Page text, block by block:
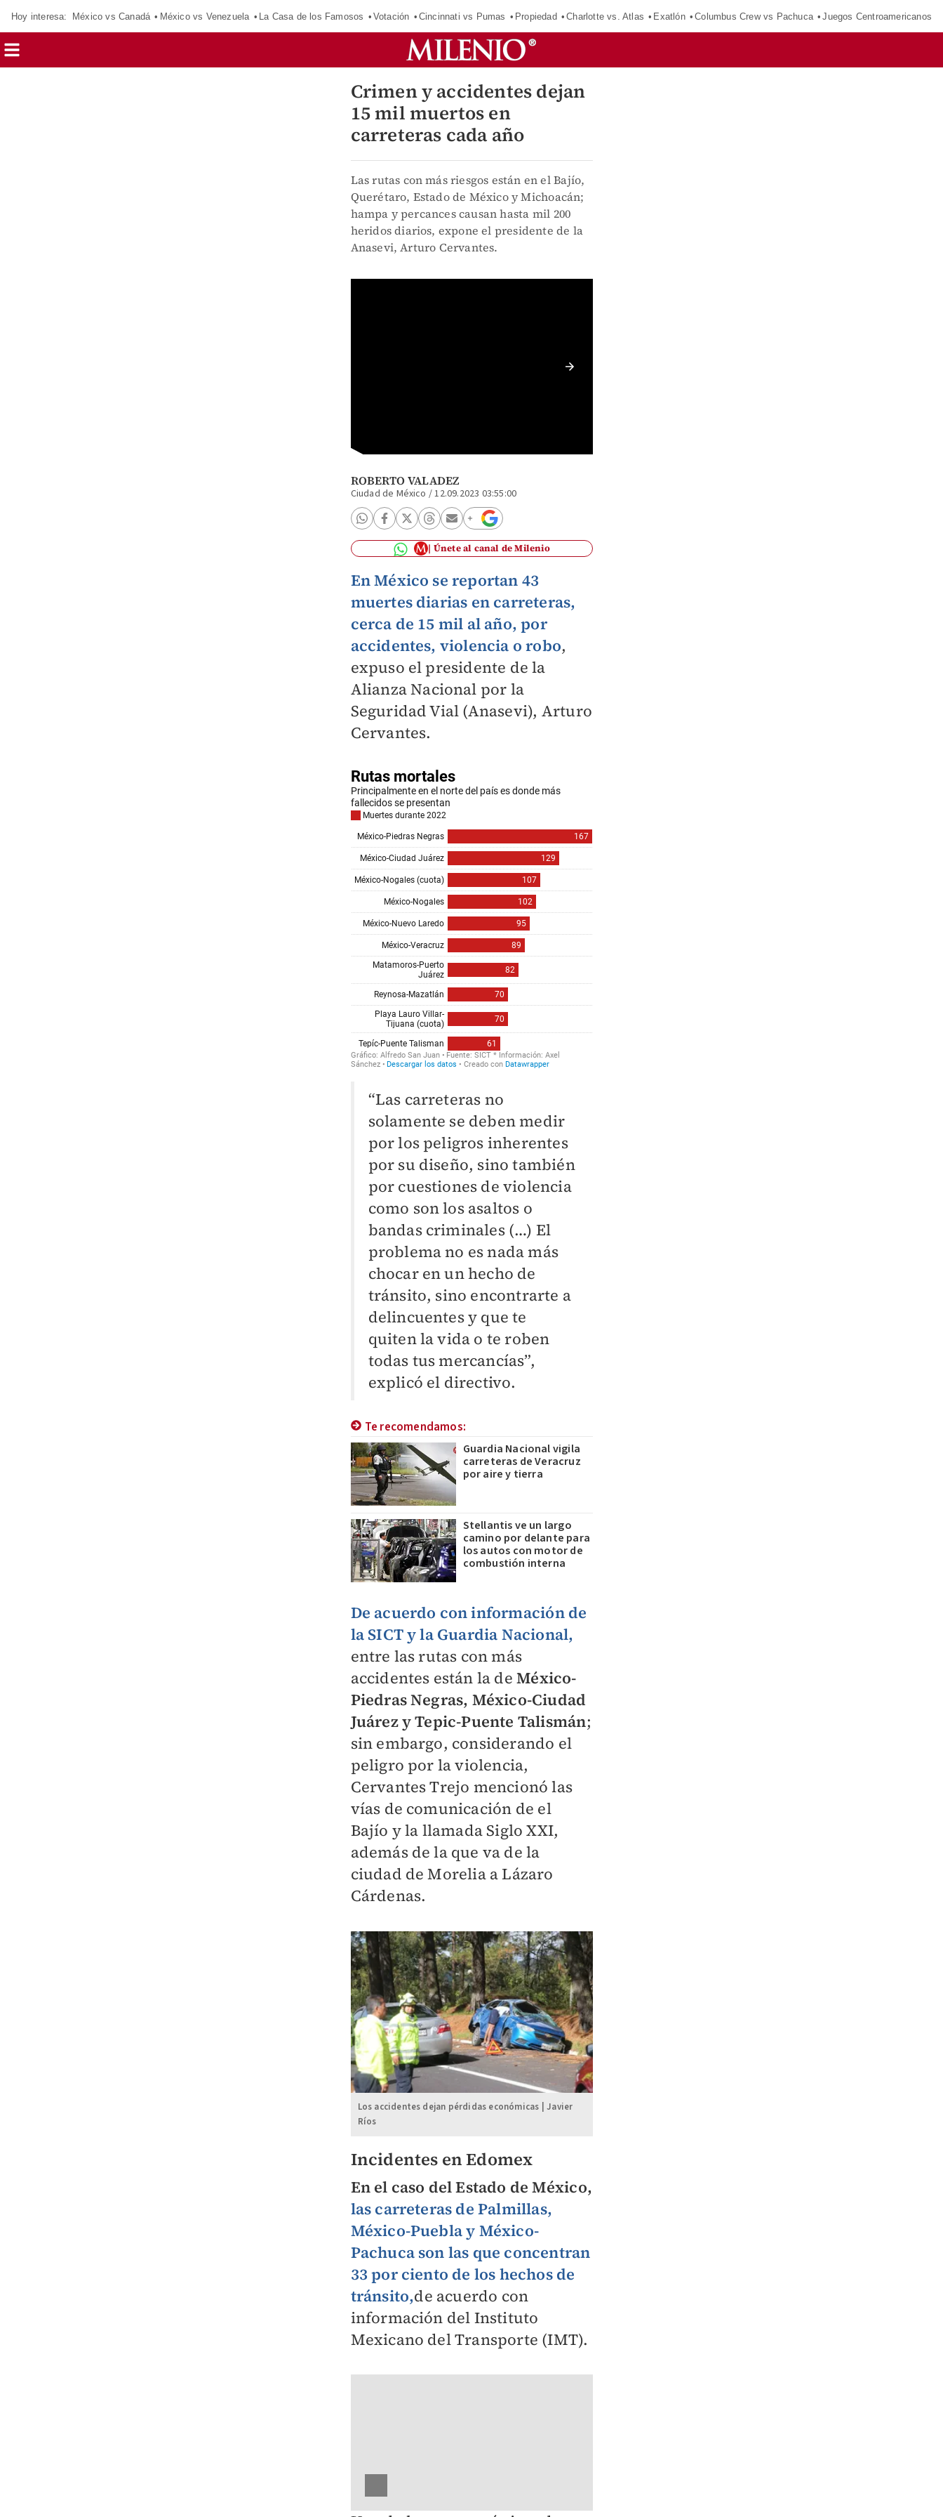
Hoy interesa: México vs Canadá México vs Venezuela La Casa de los Famosos Votación Cincinnati vs Pumas Propiedad Charlotte vs. Atlas Exatlón Columbus Crew vs Pachuca Juegos Centroamericanos
Crimen y accidentes dejan
15 mil muertos en
carreteras cada año
Las rutas con más riesgos están en el Bajío,
Querétaro, Estado de México y Michoacán;
hampa y percances causan hasta mil 200
heridos diarios, expone el presidente de la
Anasevi, Arturo Cervantes.
ROBERTO VALADEZ
Ciudad de México /12.09.2023 03:55:00
Únete al canal de Milenio
En México se reportan 43
muertes diarias en carreteras,
cerca de 15 mil al año, por
accidentes, violencia o robo,
expuso el presidente de la
Alianza Nacional por la
Seguridad Vial (Anasevi), Arturo
Cervantes.
“Las carreteras no
solamente se deben medir
por los peligros inherentes
por su diseño, sino también
por cuestiones de violencia
como son los asaltos o
bandas criminales (…) El
problema no es nada más
chocar en un hecho de
tránsito, sino encontrarte a
delincuentes y que te
quiten la vida o te roben
todas tus mercancías”,
explicó el directivo.
Te recomendamos:
Guardia Nacional vigila
carreteras de Veracruz
por aire y tierra
Stellantis ve un largo
camino por delante para
los autos con motor de
combustión interna
De acuerdo con información de
la SICT y la Guardia Nacional,
entre las rutas con más
accidentes están la de México-
Piedras Negras, México-Ciudad
Juárez y Tepic-Puente Talismán;
sin embargo, considerando el
peligro por la violencia,
Cervantes Trejo mencionó las
vías de comunicación de el
Bajío y la llamada Siglo XXI,
además de la que va de la
ciudad de Morelia a Lázaro
Cárdenas.
Los accidentes dejan pérdidas económicas | Javier
Ríos
Incidentes en Edomex
En el caso del Estado de México,
las carreteras de Palmillas,
México-Puebla y México-
Pachuca son las que concentran
33 por ciento de los hechos de
tránsito,de acuerdo con
información del Instituto
Mexicano del Transporte (IMT).